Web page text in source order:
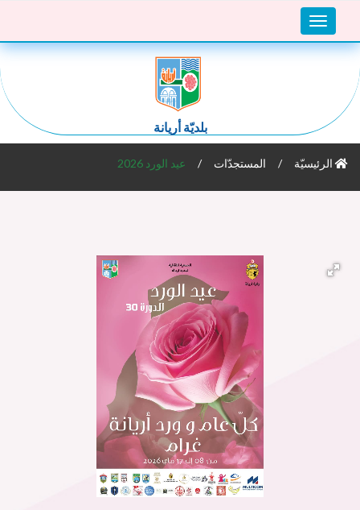
Toggle
navigation
بلديّة أريانة
الرئيسيّة المستجدّات عيد الورد 2026